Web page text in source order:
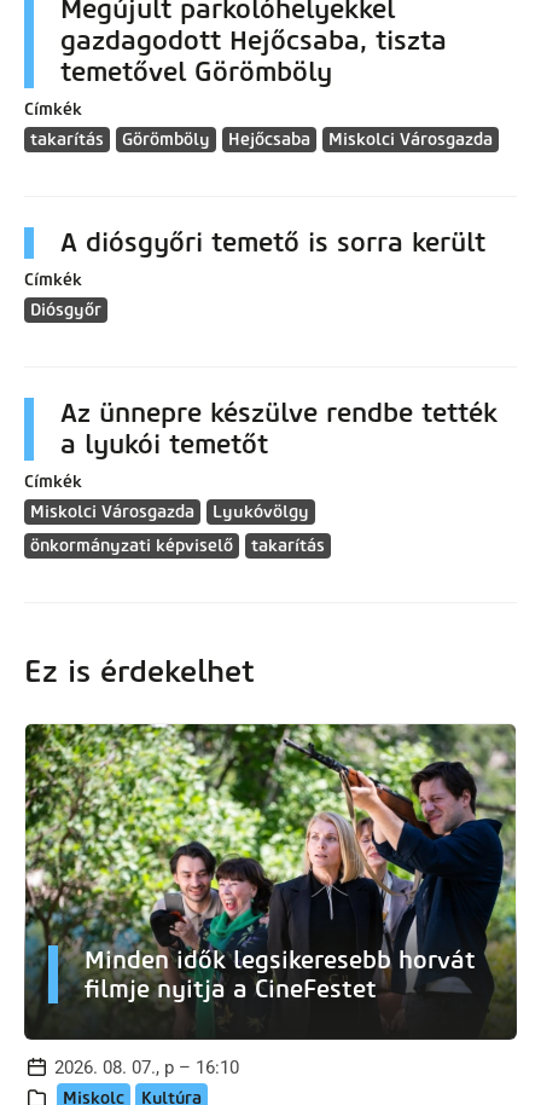
Megújult parkolóhelyekkel
gazdagodott Hejőcsaba, tiszta
temetővel Görömböly
Címkék
takarítás
Görömböly Hejőcsaba Miskolci Városgazda
A diósgyőri temető is sorra került
Címkék
Diósgyőr
Az ünnepre készülve rendbe tették
a lyukói temetőt
Címkék
Miskolci Városgazda
Lyukóvölgy
önkormányzati képviselő
takarítás
Ez is érdekelhet
Minden idők legsikeresebb horvát
filmje nyitja a CineFestet
2026. 08. 07., p – 16:10
Miskolc Kultúra